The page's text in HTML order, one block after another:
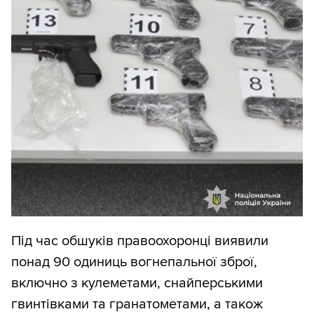
Під час обшуків правоохоронці виявили
понад 90 одиниць вогнепальної зброї,
включно з кулеметами, снайперськими
гвинтівками та гранатометами, а також